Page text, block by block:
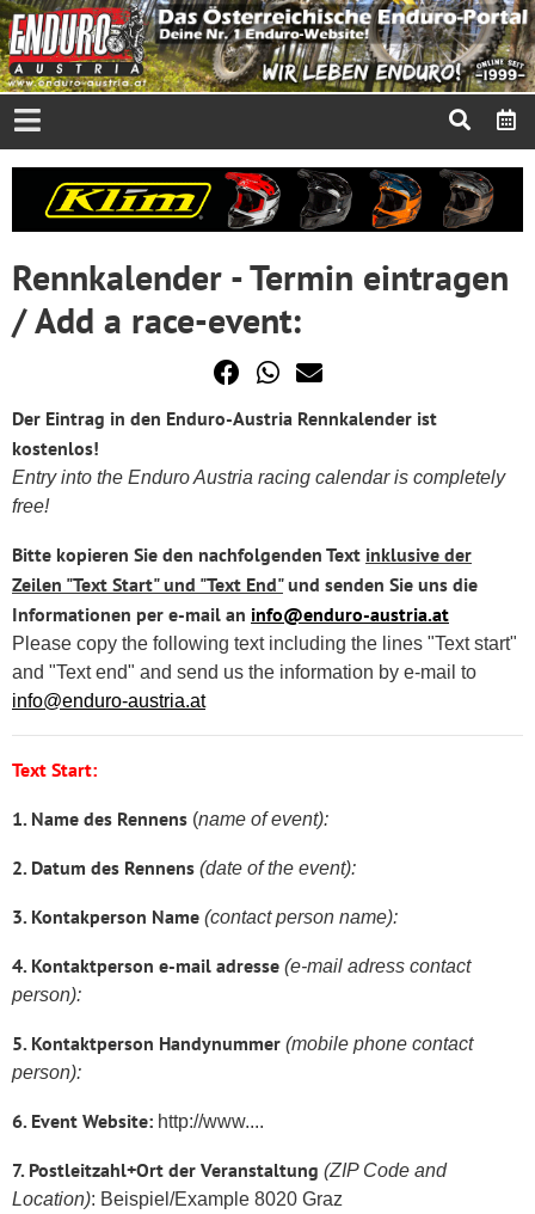
Rennkalender - Termin eintragen
/ Add a race-event:
Der Eintrag in den Enduro-Austria Rennkalender ist
kostenlos!
Entry into the Enduro Austria racing calendar is completely
free!
Bitte kopieren Sie den nachfolgenden Text inklusive der
Zeilen "Text Start" und "Text End"und senden Sie uns die
Informationen per e-mail an info@enduro-austria.at
Please copy the following text including the lines "Text start"
and "Text end" and send us the information by e-mail to
info@enduro-austria.at
Text Start:
1. Name des Rennens (name of event):
2. Datum des Rennens (date of the event):
3. Kontakperson Name (contact person name):
4. Kontaktperson e-mail adresse (e-mail adress contact
person):
5. Kontaktperson Handynummer (mobile phone contact
person):
6. Event Website: http://www....
7. Postleitzahl+Ort der Veranstaltung (ZIP Code and
Location): Beispiel/Example 8020 Graz